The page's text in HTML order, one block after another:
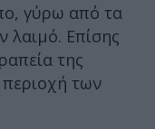
γύρω από τα
λαιμό. Επίσης
της
των